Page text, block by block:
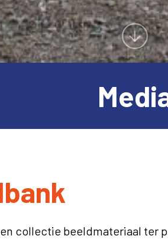
collectie beeldmateriaal ter